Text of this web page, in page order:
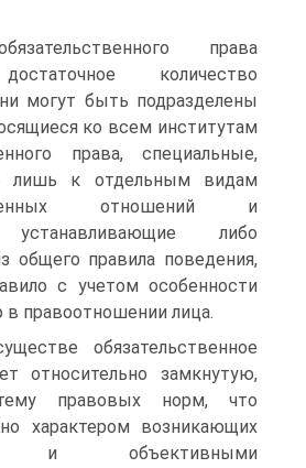
права
количество
могут быть подразделены
ко всем институтам
права, специальные,
лишь к отдельным видам
отношений и
устанавливающие либо
общего правила поведения,
с учетом особенности
правоотношении лица.
обязательственное
относительно замкнутую,
правовых норм, что
характером возникающих
и объективными